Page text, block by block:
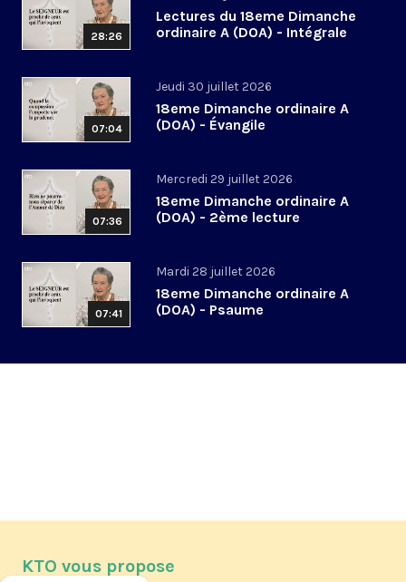
28:26
Lectures du 18eme Dimanche
ordinaire A (DOA) - Intégrale
07:04
Jeudi 30 juillet 2026
18eme Dimanche ordinaire A
(DOA) - Évangile
07:36
Mercredi 29 juillet 2026
18eme Dimanche ordinaire A
(DOA) - 2ème lecture
07:41
Mardi 28 juillet 2026
18eme Dimanche ordinaire A
(DOA) - Psaume
KTO vous propose